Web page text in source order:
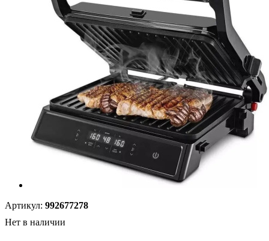
Артикул: 992677278
Нет в наличии